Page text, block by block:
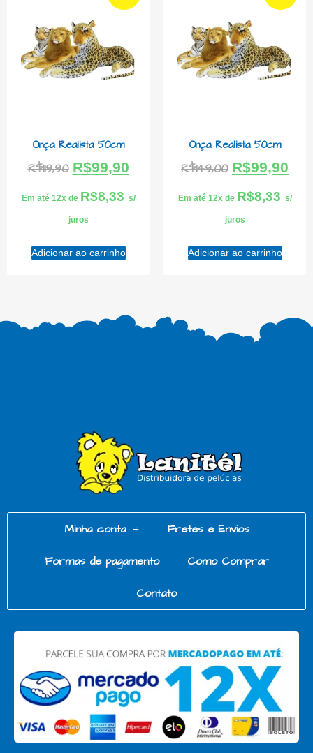
Onça Realista 50cm
R$119,90 R$99,90
Em até 12x de R$8,33 s/
juros
Adicionar ao carrinho
Onça Realista 50cm
R$149,00 R$99,90
Em até 12x de R$8,33 s/
juros
Adicionar ao carrinho
Minha conta Fretes e Envios
Formas de pagamento Como Comprar
Contato